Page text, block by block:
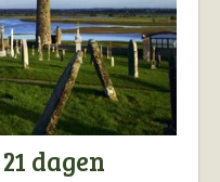
dagen